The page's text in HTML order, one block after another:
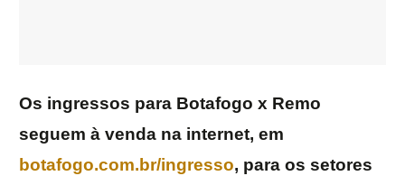
Os ingressos para Botafogo x Remo
seguem à venda na internet, em
botafogo.com.br/ingresso, para os setores